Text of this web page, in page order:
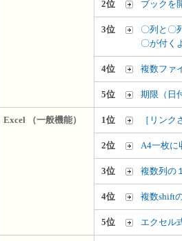
2位 ブックを
3位
〇列と〇
〇が付く
4位 複数ファ
5位 期限（日
Excel （一般機能） 1位 ［リン
2位 A4一枚に
3位 複数列の
4位 複数shift
5位 エクセル